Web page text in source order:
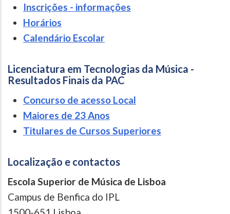
Inscrições - informações
Horários
Calendário Escolar
Licenciatura em Tecnologias da Música -
Resultados Finais da PAC
Concurso de acesso Local
Maiores de 23 Anos
Titulares de Cursos Superiores
Localização e contactos
Escola Superior de Música de Lisboa
Campus de Benfica do IPL